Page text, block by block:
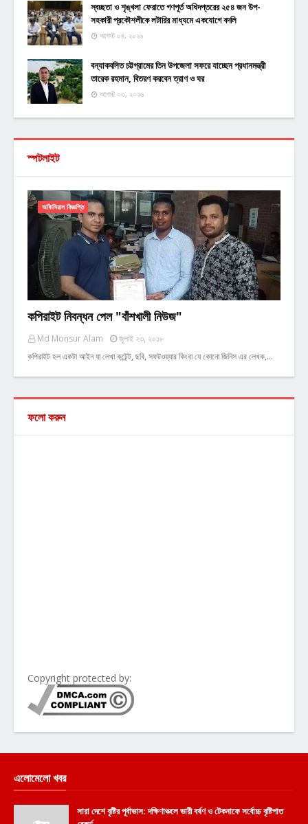
স্বচ্ছতা ও শৃঙ্খলা ফেরাতে গণপূর্ত অধিদপ্তরের ২৫৪ জন উপ-
সহকারী প্রকৌশলীকে লটারির মাধ্যমে একযোগে বদলি
আগস্ট ০৪, ২০২৬
বন্যাকবলিত চট্টগ্রামের তিন উপজেলা সফরে যাচ্ছেন প্রধানমন্ত্রী
তারেক রহমান, বিতরণ করবেন ত্রাণ ও ঘর
আগস্ট ০৩, ২০২৬
স্পটলাইট
অফিসিয়াল বিজ্ঞপ্তি
কপিরাইট নিবন্ধন পেল "বাঁশখালী নিউজ"
Md Monsur Alam
জুলাই ২৩, ২০১৮
কপিরাইট হল একটা আইন যা লেখা কন্টেন্ট, ছবি, সফটওয়্যার কিংবা যে কোনো জিনিস এর লেখক,…
ফলো করুন
Copyright protected by:
এলোমেলো খবর
সারা দেশে বৃষ্টির পূর্বাভাস: দক্ষিণাঞ্চলে ভারী বর্ষণ ও টেকনাফে সর্বোচ্চ বৃষ্টিপাত